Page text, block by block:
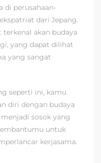
di perusahaan-
dari Jepang.
akan budaya
yang dapat dilihat
yang sangat
seperti ini, kamu
diri dengan budaya
sosok yang
untuk
kerjasama.